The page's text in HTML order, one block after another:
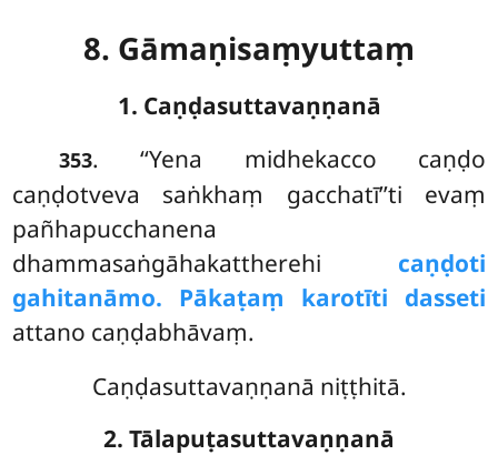
8. Gāmaṇisaṃyuttaṃ
1. Caṇḍasuttavaṇṇanā
353. ‘‘Yena midhekacco caṇḍo
caṇḍotveva saṅkhaṃ gacchatī’’ti evaṃ
pañhapucchanena
dhammasaṅgāhakattherehi caṇḍoti
gahitanāmo. Pākaṭaṃ karotīti dasseti
attano caṇḍabhāvaṃ.
Caṇḍasuttavaṇṇanā niṭṭhitā.
2. Tālapuṭasuttavaṇṇanā